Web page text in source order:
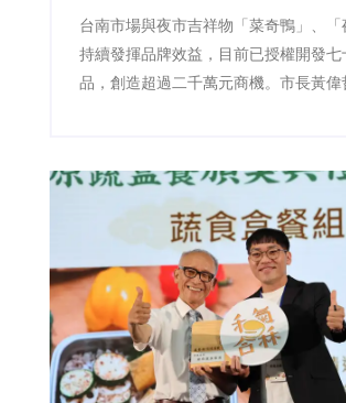
台南市場與夜市吉祥物「菜奇鴨」、「
持續發揮品牌效益，目前已授權開發七
品，創造超過二千萬元商機。市長黃偉